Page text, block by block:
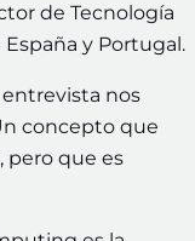
de Tecnología
y Portugal.
nos
concepto que
pero que es